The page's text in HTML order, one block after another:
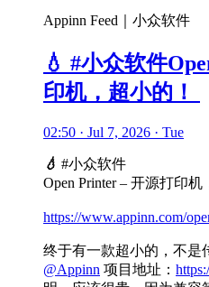
Appinn Feed｜小众软件
💧 #小众软件
印机，超小的！
02:50 · Jul 7, 2026 · Tue
💧 #小众软件
Open Printer – 开源打印机
https://www.appinn.com/
终于有一款超小的，不是
@Appinn 项目地址：